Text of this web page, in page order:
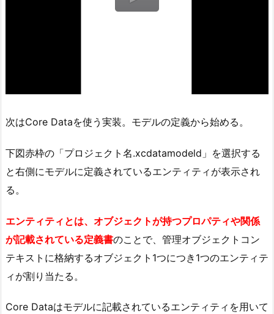
次はCore Dataを使う実装。モデルの定義から始める。
下図赤枠の「プロジェクト名.xcdatamodeld」を選択する
と右側にモデルに定義されているエンティティが表示され
る。
エンティティとは、オブジェクトが持つプロパティや関係
が記載されている定義書のことで、管理オブジェクトコン
テキストに格納するオブジェクト1つにつき1つのエンティテ
ィが割り当たる。
Core Dataはモデルに記載されているエンティティを用いて